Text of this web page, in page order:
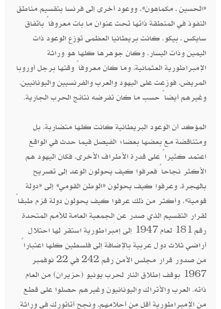
«الحسين ـ مكماهون»، ووعود أخرى إلى فرنسا بتقسيم مناطق
النفوذ في المنطقة ذاتها تحت عنوان ما بات معروفاً باتفاق
سايكس ـ بيكو. كانت بريطانيا العظمى توزع الوعود ذات
اليمين وذات اليسار، وكان جوهرها كلها هو وراثة
الإمبراطورية العثمانية، وما كان معروفاً وقتها برجل أوروبا
المريض، فوزعت على اليهود والعرب والفرنسيين واليونانيين،
وغيرهم أيضاً حسب ما كان تفرضه نتائج الحرب الجارية.
المؤكد أن الوعود البريطانية كانت كلها متضاربة، بل
ومتناقضة مع بعضها بعضا؛ الفيصل فيما حدث في الواقع
اعتمد كثيراً على قدرة الأطراف الأخرى، فكان اليهود هم
الأكثر نجاحاً فعرفوا كيف يحولون الوعد إلى تصريح
بالهجرة، وعرفوا كيف يحولون «الوطن القومي» إلى «دولة
قومية»، وأكثر من ذلك عرفوا كيف يحولون دولة قزم طبقاً
لقرار التقسيم الذي صدر عن الجمعية العامة للأمم المتحدة
رقم 181 لعام 1947 إلى إمبراطورية استقر لها احتلال
أراضي ثلاث دول عربية بالإضافة إلى فلسطين كلها اعتباراً
من صدور قرار مجلس الأمن رقم 242 في 22 نوفمبر
1967 بوقف إطلاق النار لحرب يونيو (حزيران) من العام
ذاته. العرب والأتراك واليونانيون وغيرهم حصلوا على قطع
من الإمبراطورية أقل من أحلامهم، ونجح أتاتورك في وراثة